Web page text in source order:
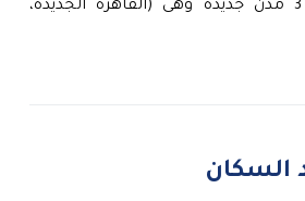
السكان